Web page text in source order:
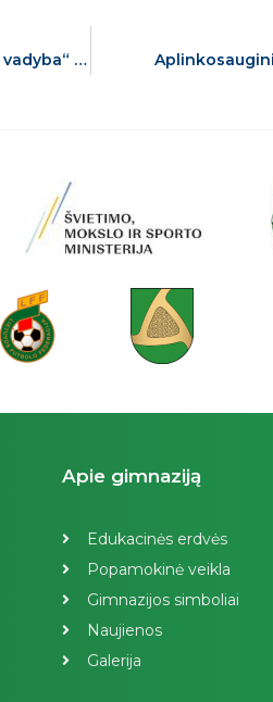
Į pagalbą mokytojui: „Šiuolaikinės pamokos vadyba“ (4)
Apie gimnaziją
Edukacinės erdvės
Popamokinė veikla
Gimnazijos simboliai
Naujienos
Galerija